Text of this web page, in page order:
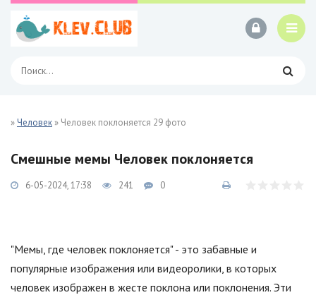
»Человек » Человек поклоняется 29 фото
Смешные мемы Человек поклоняется
6-05-2024, 17:38 241 0
"Мемы, где человек поклоняется" - это забавные и
популярные изображения или видеоролики, в которых
человек изображен в жесте поклона или поклонения. Эти